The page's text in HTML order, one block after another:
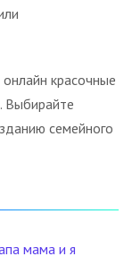
красочные
Выбирайте
семейного
мама и я